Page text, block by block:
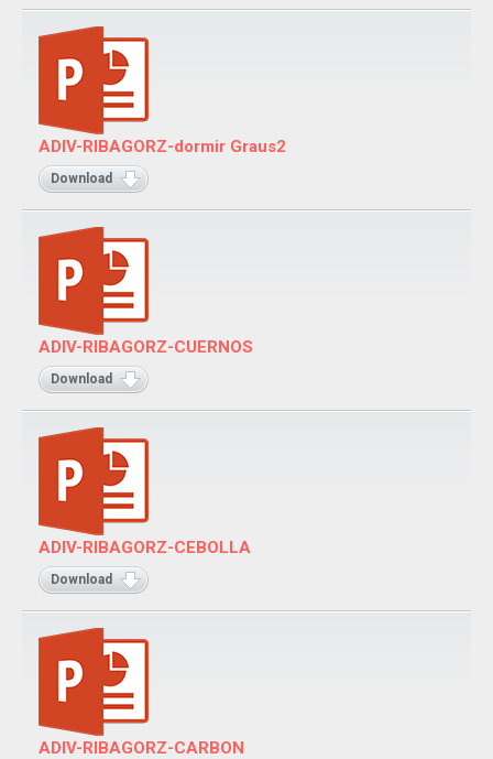
ADIV-RIBAGORZ-dormir Graus2
Download
ADIV-RIBAGORZ-CUERNOS
Download
ADIV-RIBAGORZ-CEBOLLA
Download
ADIV-RIBAGORZ-CARBON